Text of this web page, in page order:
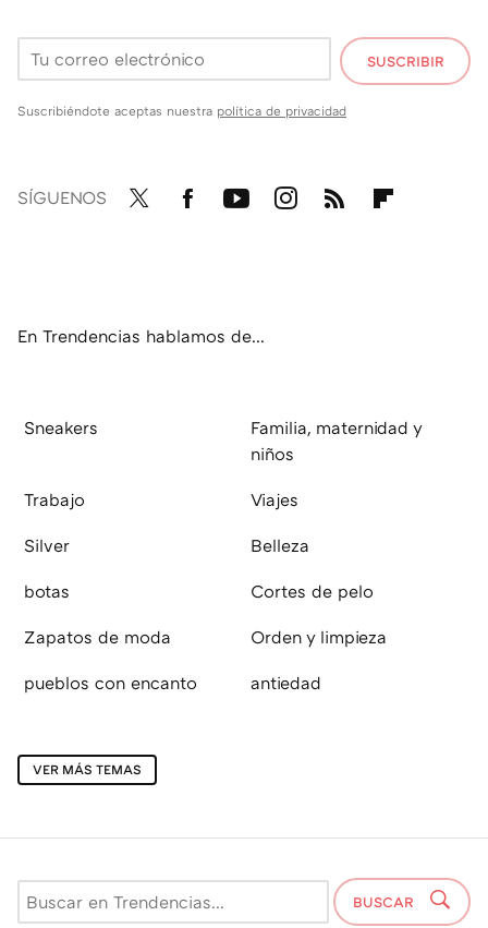
SUSCRIBIR
Suscribiéndote aceptas nuestra política de privacidad
SÍGUENOS
En Trendencias hablamos de...
Sneakers
Familia, maternidad y
niños
Trabajo Viajes
Silver Belleza
botas Cortes de pelo
Zapatos de moda Orden y limpieza
pueblos con encanto antiedad
VER MÁS TEMAS
BUSCAR